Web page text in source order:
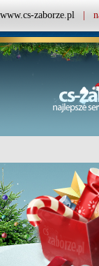
www.cs-zaborze.pl |